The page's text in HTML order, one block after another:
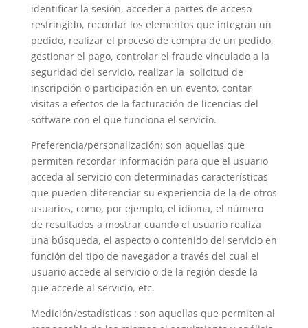
identificar la sesión, acceder a partes de acceso
restringido, recordar los elementos que integran un
pedido, realizar el proceso de compra de un pedido,
gestionar el pago, controlar el fraude vinculado a la
seguridad del servicio, realizar la solicitud de
inscripción o participación en un evento, contar
visitas a efectos de la facturación de licencias del
software con el que funciona el servicio.
Preferencia/personalización: son aquellas que
permiten recordar información para que el usuario
acceda al servicio con determinadas características
que pueden diferenciar su experiencia de la de otros
usuarios, como, por ejemplo, el idioma, el número
de resultados a mostrar cuando el usuario realiza
una búsqueda, el aspecto o contenido del servicio en
función del tipo de navegador a través del cual el
usuario accede al servicio o de la región desde la
que accede al servicio, etc.
Medición/estadísticas : son aquellas que permiten al